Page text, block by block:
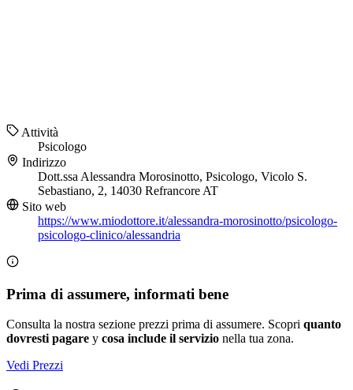
Attività
Psicologo
Indirizzo
Dott.ssa Alessandra Morosinotto, Psicologo, Vicolo S.
Sebastiano, 2, 14030 Refrancore AT
Sito web
https://www.miodottore.it/alessandra-morosinotto/psicologo-
psicologo-clinico/alessandria
Prima di assumere, informati bene
Consulta la nostra sezione prezzi prima di assumere. Scopri quanto
dovresti pagare y cosa include il servizio nella tua zona.
Vedi Prezzi